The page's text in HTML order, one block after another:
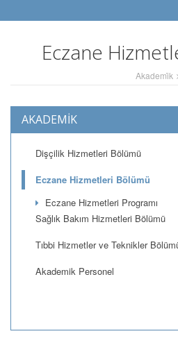
Eczane
Akademi̇k
AKADEMİK
Dişçilik Hizmetleri Bölümü
Eczane Hizmetleri Bölümü
Eczane Hizmetleri Programı
Sağlık Bakım Hizmetleri Bölümü
Tıbbi Hizmetler ve Teknikler
Akademik Personel